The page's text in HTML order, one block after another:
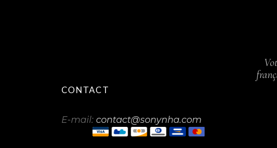
CONTACT
E-mail: contact@sonynha.com